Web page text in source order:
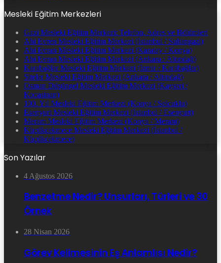
Mesleki Eğitim Merkezleri
Gazi Mesleki Eğitim Merkezi: Telefon, Adres ve Bölümleri
Ahi Evren Mesleki Eğitim Merkezi (İstanbul / Sultangazi)
Ahi Evran Mesleki Eğitim Merkezi (Karatay / Konya)
Ahi Evran Mesleki Eğitim Merkezi (Ankara / Altındağ)
Karabağlar Mesleki Eğitim Merkezi (İzmir / Karabağlar)
Siteler Mesleki Eğitim Merkezi (Ankara / Altındağ)
Osman Düşüngel Mesleki Eğitim Merkezi (Kayseri /
Kocasinan)
100. Yıl Mesleki Eğitim Merkezi (Konya / Selçuklu)
Esenyurt Mesleki Eğitim Merkezi (İstanbul / Esenyurt)
Meram Mesleki Eğitim Merkezi (Konya / Meram)
Küçükçekmece Mesleki Eğitim Merkezi (İstanbul /
Küçükçekmece)
Son Yazılar
4 Ağustos 2026
Benzetme Nedir? Unsurları, Türleri ve 30
Örnek
28 Nisan 2026
Görev Kelimesinin Eş Anlamlısı Nedir?